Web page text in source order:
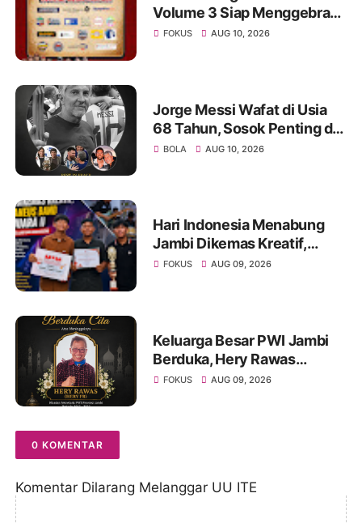
Volume 3 Siap Menggebrak!
Menampilkan Marsada Band
FOKUS AUG 10, 2026
Jorge Messi Wafat di Usia
68 Tahun, Sosok Penting di
Balik Perjalanan Karier
BOLA AUG 10, 2026
Hari Indonesia Menabung
Jambi Dikemas Kreatif,
Spontaneus Band Raih Juara
FOKUS AUG 09, 2026
Keluarga Besar PWI Jambi
Berduka, Hery Rawas
Mantan Sekretaris PWI
FOKUS AUG 09, 2026
0 KOMENTAR
Komentar Dilarang Melanggar UU ITE